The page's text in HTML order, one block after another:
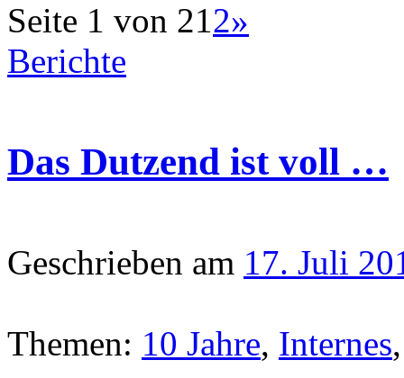
Seite 1 von 212»
Berichte
Das Dutzend ist voll …
Geschrieben am 17. Juli
Themen: 10 Jahre, Internes